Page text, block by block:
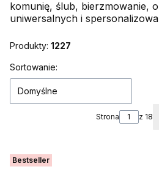
komunię, ślub, bierzmowanie,
uniwersalnych i
Produkty: 1227
Lista produktów
Sortowanie:
Domyślne
Strona z 18
Bestseller